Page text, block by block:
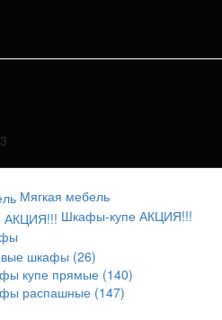
Мягкая мебель
Шкафы-купе АКЦИЯ!!!
шкафы (26)
купе прямые (140)
распашные (147)